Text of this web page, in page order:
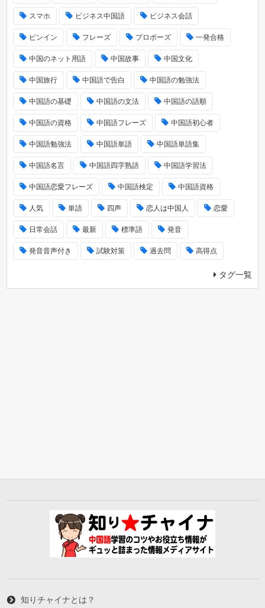
スマホ ビジネス中国語 ビジネス会話
ピンイン フレーズ プロポーズ 一発合格
中国のネット用語 中国故事 中国文化
中国旅行 中国語で告白 中国語の勉強法
中国語の基礎 中国語の文法 中国語の語順
中国語の資格 中国語フレーズ 中国語初心者
中国語勉強法 中国語単語 中国語単語集
中国語名言 中国語四字熟語 中国語学習法
中国語恋愛フレーズ 中国語検定 中国語資格
人気 単語 四声 恋人は中国人 恋愛
日常会話 最新 標準語 発音
発音音声付き 試験対策 過去問 高得点
タグ一覧
知りチャイナとは？